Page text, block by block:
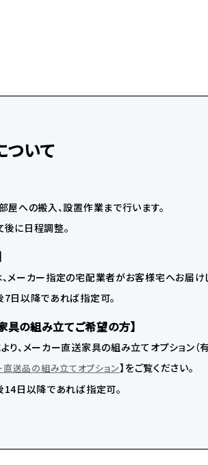
ついて
屋への搬入、設置作業まで行います。
に日程調整。
メーカー指定の宅配業者がお客様宅へお届け
日以降であれば指定可。
具の組み立てご希望の方】
り、メーカー直送家具の組み立てオプション（
直送品の組み立てオプション】をご覧ください。
日以降であれば指定可。